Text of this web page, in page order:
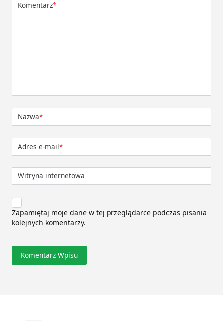
Komentarz*
Nazwa*
Adres e-mail*
Witryna internetowa
Zapamiętaj moje dane w tej przeglądarce podczas pisania
kolejnych komentarzy.